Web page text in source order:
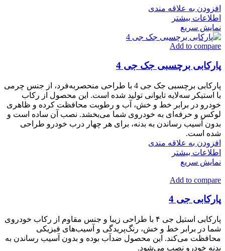
افزودن به علاقه مندی
اطلاعات بیشتر
نمایش سریع
Add to compare
پارکابی برچسبی جک جی 4
پارکابی برچسبی جک جی 4 با طراحی منحصر‌به‌فرد، از جنس چرمی
با استیکر سه‌لایه تایوانی تولید شده است. این محصول از رکاب
خودرو در برابر خط و خش، آب و رطوبت محافظت کرده و ظاهری
لوکس و حرفه‌ای به خودروی شما می‌بخشد. نصب آن ساده است و
بدون آسیب رساندن به بدنه، برای هر چهار درب خودرو طراحی
شده است.
افزودن به علاقه مندی
اطلاعات بیشتر
نمایش سریع
Add to compare
پارکابی جی 4
پارکابی استیل جی ۴ با طراحی زیبا و جنس مقاوم از رکاب خودروی
شما در برابر خط و خش، رنگ‌پریدگی و آسیب‌های فیزیکی
محافظت می‌کند. این محصول ضدآب بوده و بدون آسیب رساندن به
بدنه خودرو نصب می‌شود.